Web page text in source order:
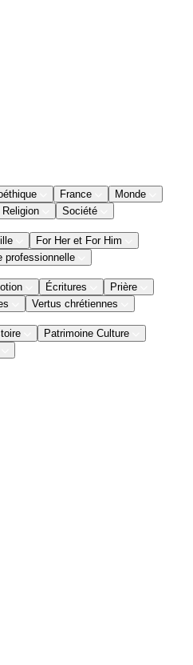
France
Monde
Religion Société
For Her et For Him
professionnelle
Écritures
Prière
Vertus chrétiennes
Patrimoine Culture